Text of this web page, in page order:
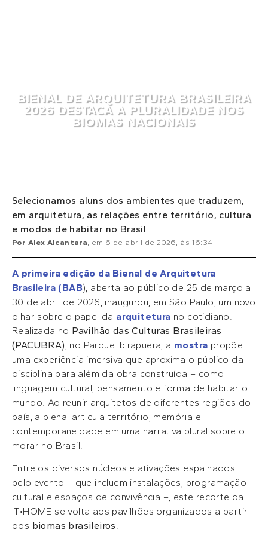
BIENAL DE ARQUITETURA BRASILEIRA
2026 DESTACA A PLURALIDADE NOS
BIOMAS NACIONAIS
Selecionamos aluns dos ambientes que traduzem,
em arquitetura, as relações entre território, cultura
e modos de habitar no Brasil
Por Alex Alcantara, em 6 de abril de 2026, às 16:34
A primeira edição da Bienal de Arquitetura
Brasileira (BAB), aberta ao público de 25 de março a
30 de abril de 2026, inaugurou, em São Paulo, um novo
olhar sobre o papel da arquitetura no cotidiano.
Realizada no Pavilhão das Culturas Brasileiras
(PACUBRA), no Parque Ibirapuera, a mostra propõe
uma experiência imersiva que aproxima o público da
disciplina para além da obra construída – como
linguagem cultural, pensamento e forma de habitar o
mundo. Ao reunir arquitetos de diferentes regiões do
país, a bienal articula território, memória e
contemporaneidade em uma narrativa plural sobre o
morar no Brasil.
Entre os diversos núcleos e ativações espalhados
pelo evento – que incluem instalações, programação
cultural e espaços de convivência –, este recorte da
IT•HOME se volta aos pavilhões organizados a partir
dos biomas brasileiros.